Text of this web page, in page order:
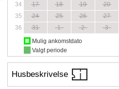
34
17 18 19 20
35
24 25 26 27
36
31 1 2 3
Mulig ankomstdato
Valgt periode
Husbeskrivelse